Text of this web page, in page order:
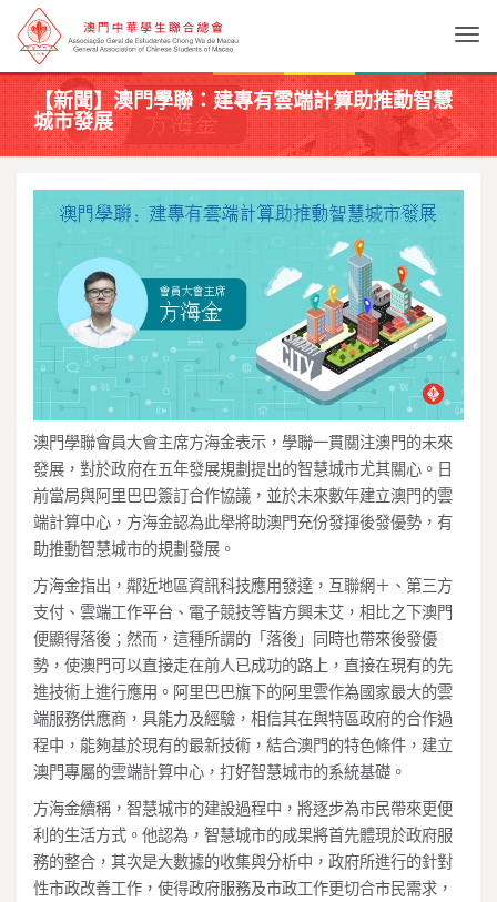
【新聞】澳門學聯：建專有雲端計算助推動智慧
城市發展
澳門學聯會員大會主席方海金表示，學聯一貫關注澳門的未來
發展，對於政府在五年發展規劃提出的智慧城市尤其關心。日
前當局與阿里巴巴簽訂合作協議，並於未來數年建立澳門的雲
端計算中心，方海金認為此舉將助澳門充份發揮後發優勢，有
助推動智慧城市的規劃發展。
方海金指出，鄰近地區資訊科技應用發達，互聯網＋、第三方
支付、雲端工作平台、電子競技等皆方興未艾，相比之下澳門
便顯得落後；然而，這種所謂的「落後」同時也帶來後發優
勢，使澳門可以直接走在前人已成功的路上，直接在現有的先
進技術上進行應用。阿里巴巴旗下的阿里雲作為國家最大的雲
端服務供應商，具能力及經驗，相信其在與特區政府的合作過
程中，能夠基於現有的最新技術，結合澳門的特色條件，建立
澳門專屬的雲端計算中心，打好智慧城市的系統基礎。
方海金續稱，智慧城市的建設過程中，將逐步為市民帶來更便
利的生活方式。他認為，智慧城市的成果將首先體現於政府服
務的整合，其次是大數據的收集與分析中，政府所進行的針對
性市政改善工作，使得政府服務及市政工作更切合市民需求，